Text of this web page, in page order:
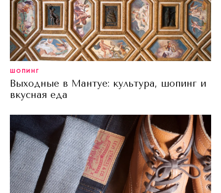
ШОПИНГ
Выходные в Мантуе: культура, шопинг и
вкусная еда